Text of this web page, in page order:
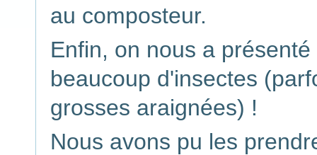
au composteur.
Enfin, on nous a
beaucoup d'insectes
grosses araignées) !
Nous avons pu les